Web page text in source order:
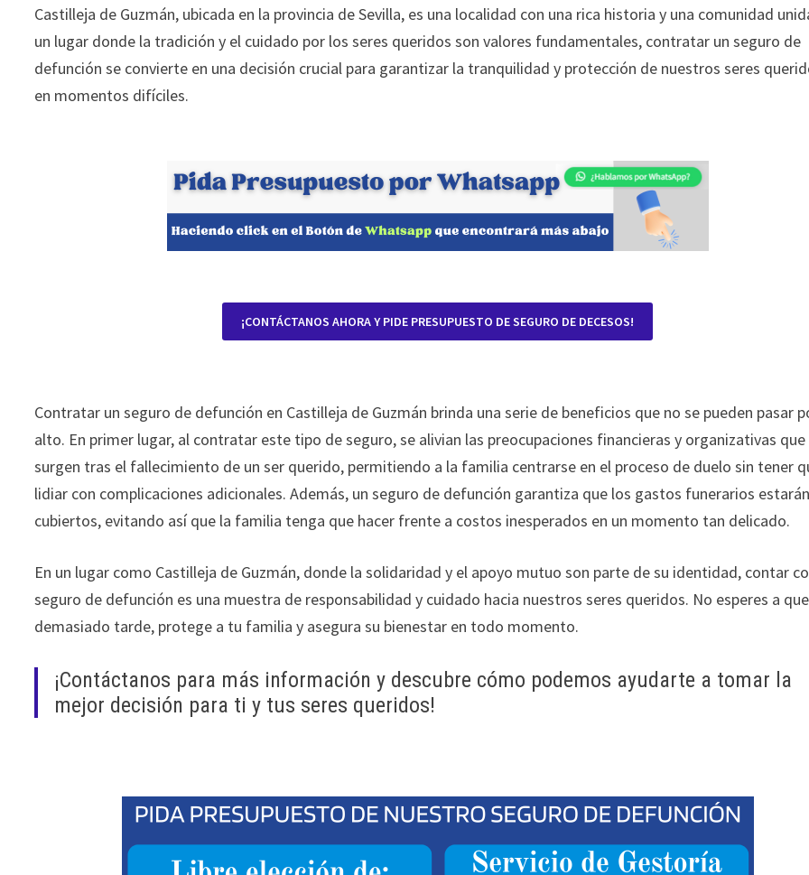
Castilleja de Guzmán, ubicada en la provincia de Sevilla, es una localidad con una rica historia y una comunidad
un lugar donde la tradición y el cuidado por los seres queridos son valores fundamentales, contratar un seguro de
defunción se convierte en una decisión crucial para garantizar la tranquilidad y protección de nuestros seres
en momentos difíciles.
¡CONTÁCTANOS AHORA Y PIDE PRESUPUESTO DE SEGURO DE DECESOS!
Contratar un seguro de defunción en Castilleja de Guzmán brinda una serie de beneficios que no se pueden pasar
alto. En primer lugar, al contratar este tipo de seguro, se alivian las preocupaciones financieras y organizativas que
surgen tras el fallecimiento de un ser querido, permitiendo a la familia centrarse en el proceso de duelo sin tener
lidiar con complicaciones adicionales. Además, un seguro de defunción garantiza que los gastos funerarios estarán
cubiertos, evitando así que la familia tenga que hacer frente a costos inesperados en un momento tan delicado.
En un lugar como Castilleja de Guzmán, donde la solidaridad y el apoyo mutuo son parte de su identidad, contar
seguro de defunción es una muestra de responsabilidad y cuidado hacia nuestros seres queridos. No esperes a
demasiado tarde, protege a tu familia y asegura su bienestar en todo momento.
¡Contáctanos para más información y descubre cómo podemos ayudarte a tomar la
mejor decisión para ti y tus seres queridos!